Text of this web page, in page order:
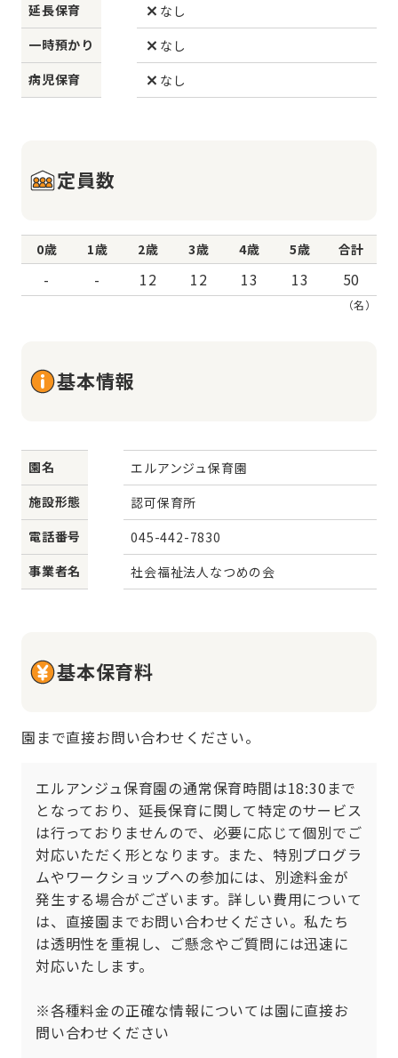
延長保育
なし
一時預かり
なし
病児保育
なし
定員数
0歳 1歳 2歳 3歳 4歳 5歳 合計
- - 12 12 13 13 50
（名）
基本情報
園名
エルアンジュ保育園
施設形態
認可保育所
電話番号
045-442-7830
事業者名
社会福祉法人なつめの会
基本保育料
園まで直接お問い合わせください。
エルアンジュ保育園の通常保育時間は18:30まで
となっており、延長保育に関して特定のサービス
は行っておりませんので、必要に応じて個別でご
対応いただく形となります。また、特別プログラ
ムやワークショップへの参加には、別途料金が
発生する場合がございます。詳しい費用について
は、直接園までお問い合わせください。私たち
は透明性を重視し、ご懸念やご質問には迅速に
対応いたします。
※各種料金の正確な情報については園に直接お
問い合わせください